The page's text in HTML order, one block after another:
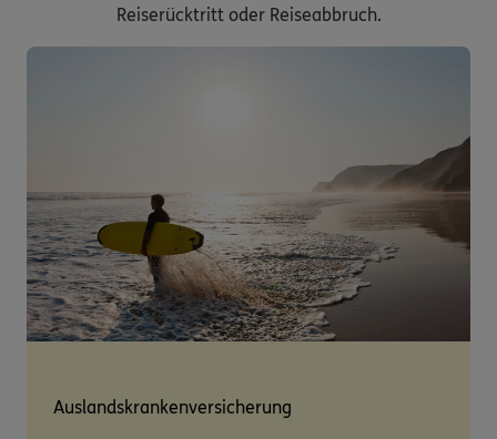
Reiserücktritt oder Reiseabbruch.
Auslandskrankenversicherung